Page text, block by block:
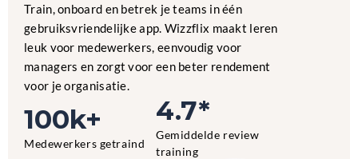
Train, onboard en betrek je teams in één
gebruiksvriendelijke app. Wizzflix maakt leren
leuk voor medewerkers, eenvoudig voor
managers en zorgt voor een beter rendement
voor je organisatie.
100k+
Medewerkers getraind
4.7*
Gemiddelde review
training